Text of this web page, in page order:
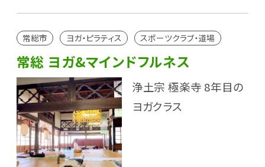
常総市 ヨガ・ピラティス スポーツクラブ・道場
常総 ヨガ&マインドフルネス
浄土宗 極楽寺 8年目の
ヨガクラス